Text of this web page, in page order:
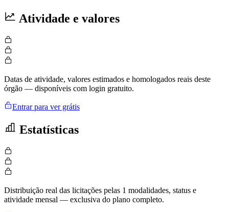
Atividade e valores
Datas de atividade, valores estimados e homologados reais deste
órgão — disponíveis com login gratuito.
Entrar para ver grátis
Estatísticas
Distribuição real das licitações pelas 1 modalidades, status e
atividade mensal — exclusiva do plano completo.